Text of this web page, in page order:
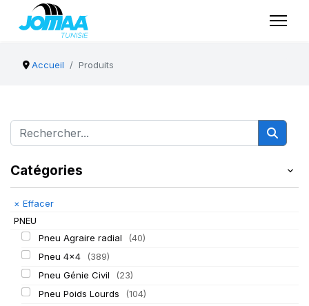
Accueil Produits
Catégories
× Effacer
PNEU
Pneu Agraire radial
(40)
Pneu 4x4
(389)
Pneu Génie Civil
(23)
Pneu Poids Lourds
(104)